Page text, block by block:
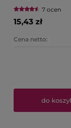
7 ocen
15,43 zł
Cena netto:
do